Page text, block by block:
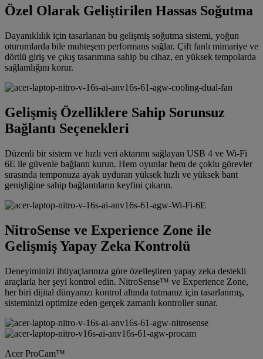
Özel Olarak Geliştirilen Hassas Soğutma
Dayanıklılık için tasarlanan bu gelişmiş soğutma sistemi, yoğun
oturumlarda bile muhteşem performans sağlar. Çift fanlı mimariye ve
dörtlü giriş ve çıkış tasarımına sahip bu cihaz, en yüksek tempolarda
sağlamlığını korur.
Gelişmiş Özelliklere Sahip Sorunsuz
Bağlantı Seçenekleri
Düzenli bir sistem ve hızlı veri aktarımı sağlayan USB 4 ve Wi-Fi
6E ile güvenle bağlantı kurun. Hem oyunlar hem de çoklu görevler
sırasında temponuza ayak uyduran yüksek hızlı ve yüksek bant
genişliğine sahip bağlantıların keyfini çıkarın.
NitroSense ve Experience Zone ile
Gelişmiş Yapay Zeka Kontrolü
Deneyiminizi ihtiyaçlarınıza göre özelleştiren yapay zeka destekli
araçlarla her şeyi kontrol edin. NitroSense™ ve Experience Zone,
her biri dijital dünyanızı kontrol altında tutmanız için tasarlanmış,
sisteminizi optimize eden gerçek zamanlı kontroller sunar.
Acer ProCam™